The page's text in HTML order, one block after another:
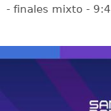
- finales mixto -